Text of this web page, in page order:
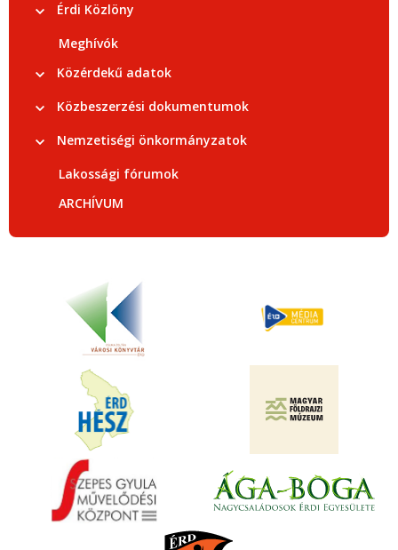
Érdi Közlöny
Meghívók
Közérdekű adatok
Közbeszerzési dokumentumok
Nemzetiségi önkormányzatok
Lakossági fórumok
ARCHÍVUM